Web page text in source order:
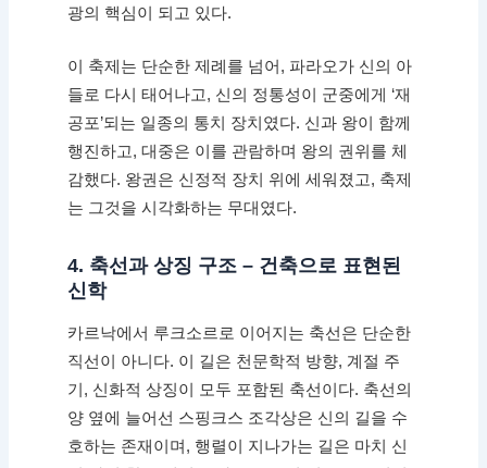
광의 핵심이 되고 있다.
이 축제는 단순한 제례를 넘어, 파라오가 신의 아
들로 다시 태어나고, 신의 정통성이 군중에게 ‘재
공포’되는 일종의 통치 장치였다. 신과 왕이 함께
행진하고, 대중은 이를 관람하며 왕의 권위를 체
감했다. 왕권은 신정적 장치 위에 세워졌고, 축제
는 그것을 시각화하는 무대였다.
4. 축선과 상징 구조 – 건축으로 표현된
신학
카르낙에서 루크소르로 이어지는 축선은 단순한
직선이 아니다. 이 길은 천문학적 방향, 계절 주
기, 신화적 상징이 모두 포함된 축선이다. 축선의
양 옆에 늘어선 스핑크스 조각상은 신의 길을 수
호하는 존재이며, 행렬이 지나가는 길은 마치 신